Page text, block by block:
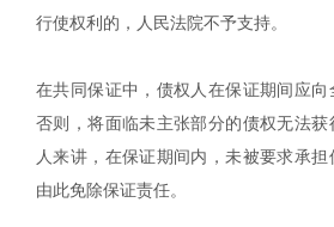
行使权利的，人民法院不予支持。
在共同保证中，债权人在保证期间应向
否则，将面临未主张部分的债权无法
人来讲，在保证期间内，未被要求承
由此免除保证责任。